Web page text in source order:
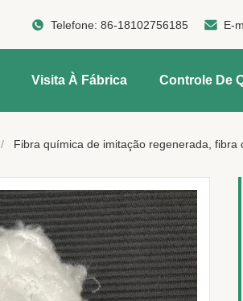
Telefone: 86-18102756185 E-
Visita À Fábrica Controle De
/ Fibra química de imitação regenerada,